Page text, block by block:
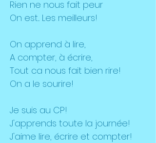
Rien ne nous fait peur
On est... Les meilleurs!
On apprend à lire,
A compter, à écrire,
Tout ca nous fait bien rire!
On a le sourire!
Je suis au CP!
J'apprends toute la journée!
J'aime lire, écrire et compter!